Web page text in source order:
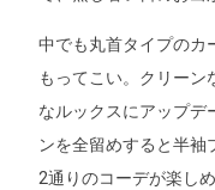
中でも丸首タイプのカ
もってこい。クリーン
なルックスにアップデ
ンを全留めすると半袖
2通りのコーデが楽しめ